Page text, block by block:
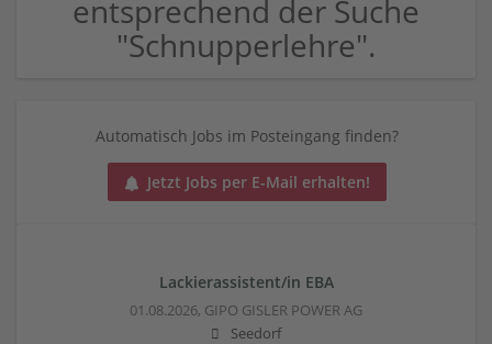
entsprechend der Suche
"Schnupperlehre".
Automatisch Jobs im Posteingang finden?
Jetzt Jobs per E-Mail erhalten!
Lackierassistent/in EBA
01.08.2026, GIPO GISLER POWER AG
Seedorf